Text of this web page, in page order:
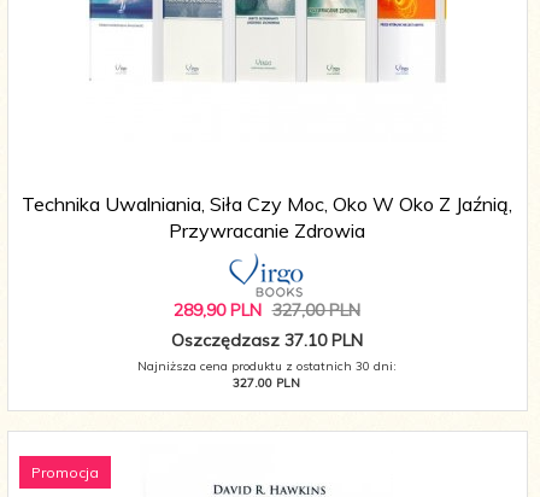
Technika Uwalniania, Siła Czy Moc, Oko W Oko Z Jaźnią,
Przywracanie Zdrowia
289,90 PLN 327,00 PLN
Oszczędzasz 37.10 PLN
Najniższa cena produktu z ostatnich 30 dni:
327.00 PLN
Promocja